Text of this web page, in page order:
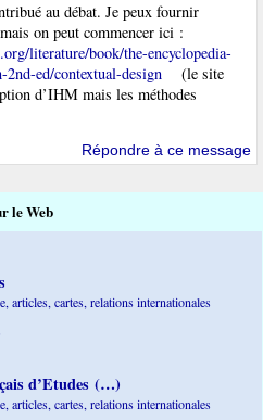
au débat. Je peux fournir
on peut commencer ici :
literature/book/the-encyclopedia-
ed/contextual-design
(le site
d’IHM mais les méthodes
Répondre à ce message
le Web
articles, cartes, relations internationales
d’Etudes (…)
articles, cartes, relations internationales